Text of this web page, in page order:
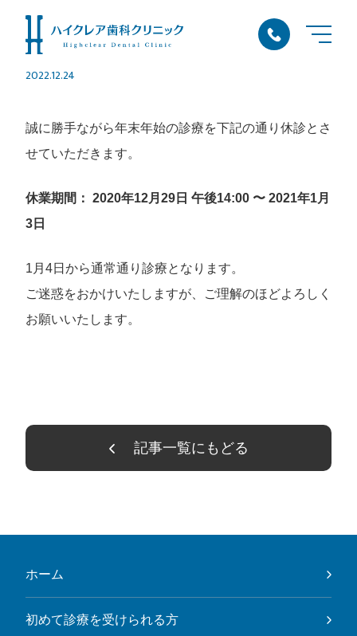
年末年始休業のお知らせ
2022.12.24
誠に勝手ながら年末年始の診療を下記の通り休診とさ
せていただきます。
休業期間： 2020年12月29日 午後14:00 〜 2021年1月
3日
1月4日から通常通り診療となります。
ご迷惑をおかけいたしますが、ご理解のほどよろしく
お願いいたします。
記事一覧にもどる
ホーム
初めて診療を受けられる方